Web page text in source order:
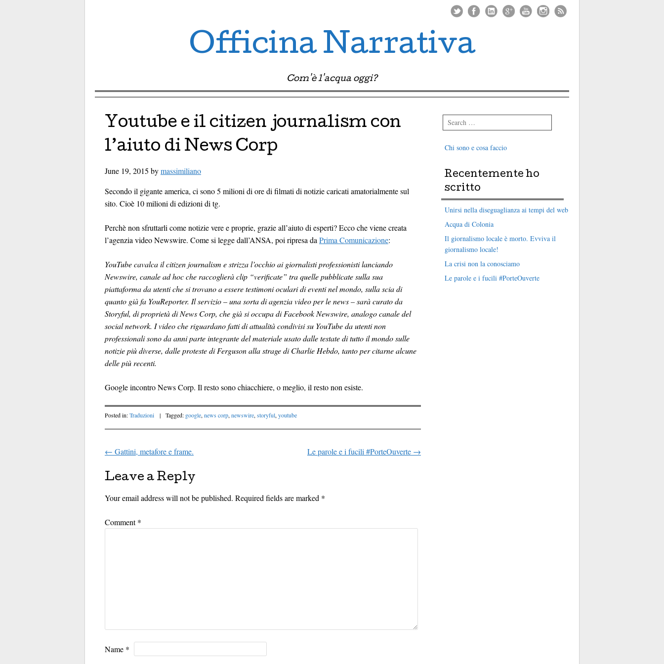
Officina Narrativa
Com'è l'acqua oggi?
Youtube e il citizen journalism con
l’aiuto di News Corp
June 19, 2015 bymassimiliano
Secondo il gigante america, ci sono 5 milioni di ore di filmati di notizie caricati amatorialmente sul
sito. Cioè 10 milioni di edizioni di tg.
Perchè non sfruttarli come notizie vere e proprie, grazie all’aiuto di esperti? Ecco che viene creata
l’agenzia video Newswire. Come si legge dall’ANSA, poi ripresa da Prima Comunicazione:
YouTube cavalca il citizen journalism e strizza l’occhio ai giornalisti professionisti lanciando
Newswire, canale ad hoc che raccoglierà clip “verificate” tra quelle pubblicate sulla sua
piattaforma da utenti che si trovano a essere testimoni oculari di eventi nel mondo, sulla scia di
quanto già fa YouReporter. Il servizio – una sorta di agenzia video per le news – sarà curato da
Storyful, di proprietà di News Corp, che già si occupa di Facebook Newswire, analogo canale del
social network. I video che riguardano fatti di attualità condivisi su YouTube da utenti non
professionali sono da anni parte integrante del materiale usato dalle testate di tutto il mondo sulle
notizie più diverse, dalle proteste di Ferguson alla strage di Charlie Hebdo, tanto per citarne alcune
delle più recenti.
Google incontro News Corp. Il resto sono chiacchiere, o meglio, il resto non esiste.
Posted in:Traduzioni | Tagged: google, news corp, newswire, storyful, youtube
Post navigation
← Gattini, metafore e frame. Le parole e i fucili #PorteOuverte →
Leave a Reply
Your email address will not be published. Required fields are marked *
Comment*
Name *
Search
Chi sono e cosa faccio
Recentemente ho
scritto
Unirsi nella diseguaglianza ai tempi del web
Acqua di Colonia
Il giornalismo locale è morto. Evviva il
giornalismo locale!
La crisi non la conosciamo
Le parole e i fucili #PorteOuverte